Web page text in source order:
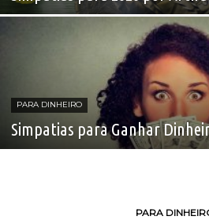
PARA DINHEIRO
Simpatias para Ganhar
PARA